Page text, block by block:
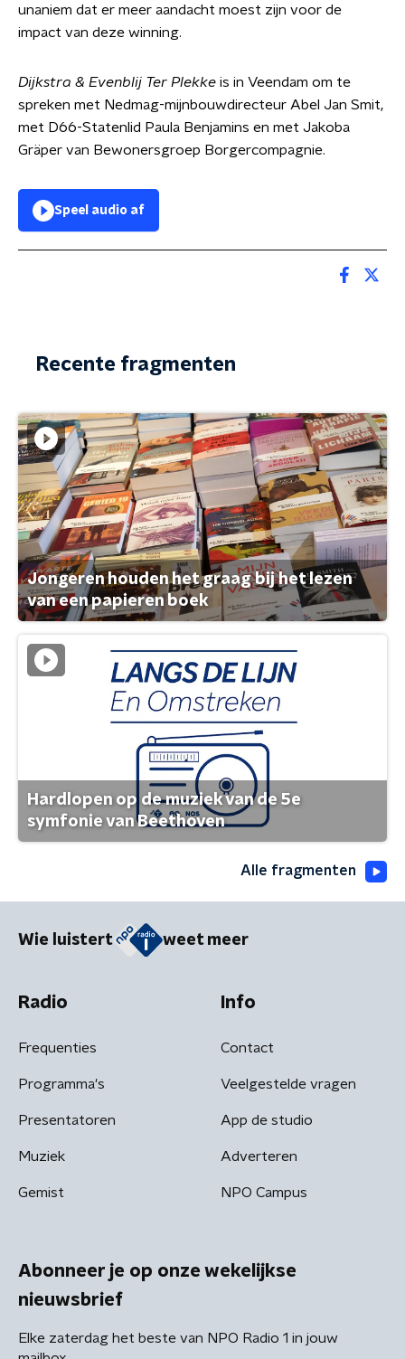
unaniem dat er meer aandacht moest zijn voor de
impact van deze winning.
Dijkstra & Evenblij Ter Plekke is in Veendam om te
spreken met Nedmag-mijnbouwdirecteur Abel Jan Smit,
met D66-Statenlid Paula Benjamins en met Jakoba
Gräper van Bewonersgroep Borgercompagnie.
Speel audio af
Recente fragmenten
Jongeren houden het graag bij het lezen
van een papieren boek
Hardlopen op de muziek van de 5e
symfonie van Beethoven
Alle fragmenten
Wie luistert weet meer
Radio
Frequenties
Programma's
Presentatoren
Muziek
Gemist
Info
Contact
Veelgestelde vragen
App de studio
Adverteren
NPO Campus
Abonneer je op onze wekelijkse
nieuwsbrief
Elke zaterdag het beste van NPO Radio 1 in jouw